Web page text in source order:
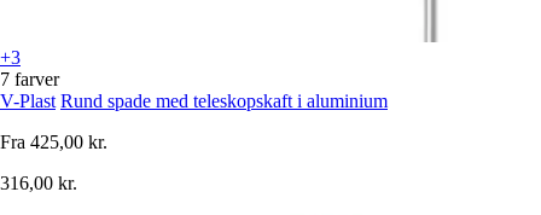
+3
7 farver
V-Plast Rund spade med teleskopskaft i aluminium
Fra 425,00 kr.
316,00 kr.